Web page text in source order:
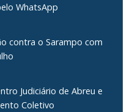
WhatsApp
contra o Sarampo com
Judiciário de Abreu e
Coletivo